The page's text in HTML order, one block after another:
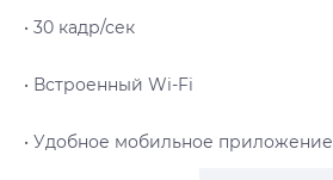
• 30 кадр/сек
• Встроенный Wi-Fi
• Удобное мобильное приложение